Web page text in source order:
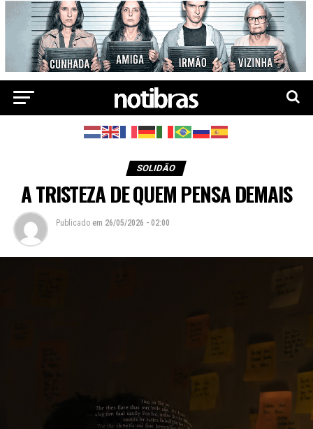
SOLIDÃO
A TRISTEZA DE QUEM PENSA DEMAIS
Publicado em 26/05/2026 - 02:00